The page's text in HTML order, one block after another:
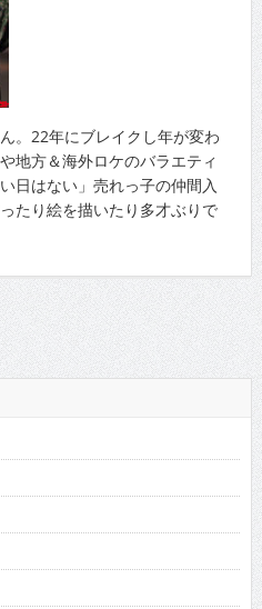
。22年にブレイクし年が変わ
地方＆海外ロケのバラエティ
日はない」売れっ子の仲間入
たり絵を描いたり多才ぶりで